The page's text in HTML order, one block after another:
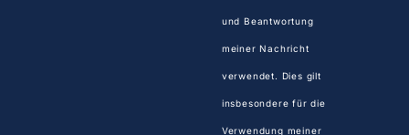
und Beantwortung
meiner Nachricht
verwendet. Dies gilt
insbesondere für die
Verwendung meiner